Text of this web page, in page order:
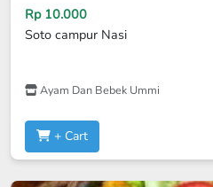
Rp 10.000
Soto campur Nasi
Ayam Dan Bebek Ummi
+ Cart